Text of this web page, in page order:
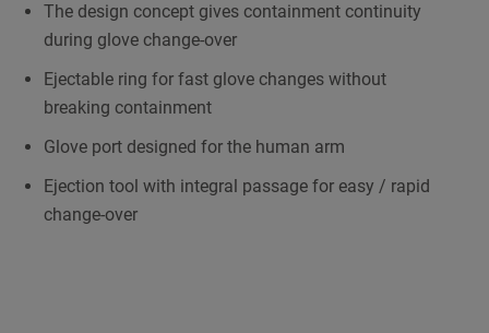
The design concept gives containment continuity
during glove change-over
Ejectable ring for fast glove changes without
breaking containment
Glove port designed for the human arm
Ejection tool with integral passage for easy / rapid
change-over